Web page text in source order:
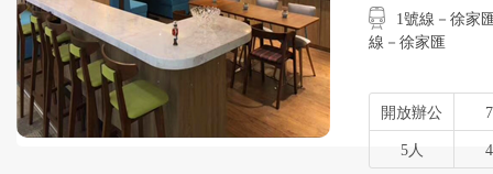
1號線－徐家匯
線－徐家匯
開放辦公
5人